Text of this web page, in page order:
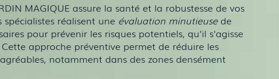
MAGIQUE assure la santé et la robustesse de vos
réalisent une évaluation minutieusede
pour prévenir les risques potentiels, qu'il s'agisse
approche préventive permet de réduire les
notamment dans des zones densément